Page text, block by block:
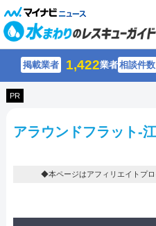
掲載業者 1,422業者相談件数
PR
アラウンドフラット-
◆本ページはアフィリエイトプロ